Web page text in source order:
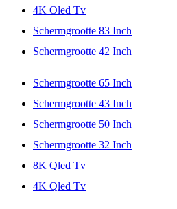
4K Oled Tv
Schermgrootte 83 Inch
Schermgrootte 42 Inch
Schermgrootte 65 Inch
Schermgrootte 43 Inch
Schermgrootte 50 Inch
Schermgrootte 32 Inch
8K Qled Tv
4K Qled Tv